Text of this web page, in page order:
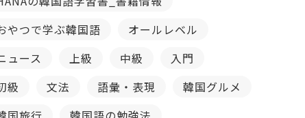
やつで学ぶ韓国語
オールレベル
ュース
上級 中級
入門
級
文法 語彙・表現
韓国グルメ